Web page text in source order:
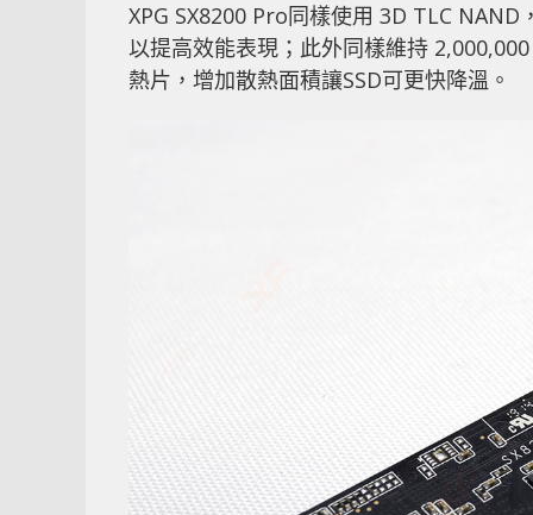
XPG SX8200 Pro同樣使用 3D TLC
以提高效能表現；此外同樣維持
熱片，增加散熱面積讓SSD可更快降溫。